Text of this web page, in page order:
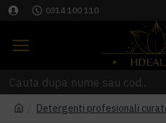
0314 100 110
Detergenti profesionali